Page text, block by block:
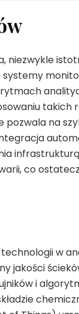
niezwykle
systemy
takich
pozwala na
co
w
jakości
i